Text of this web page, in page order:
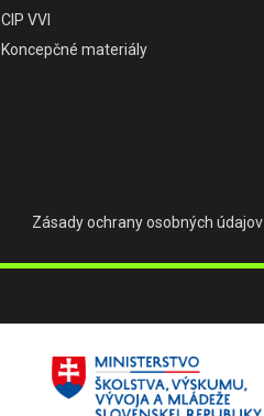
CIP VVI
Koncepčné materiály
Zásady ochrany osobných údajov